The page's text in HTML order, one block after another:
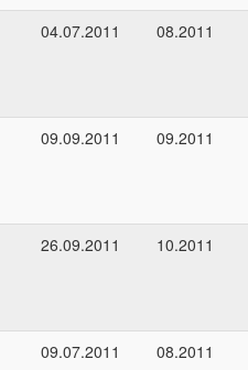
04.07.2011 08.2011
09.09.2011 09.2011
26.09.2011 10.2011
09.07.2011 08.2011